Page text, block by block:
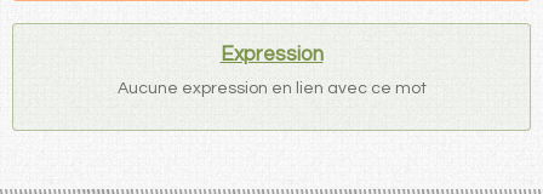
Expression
Aucune expression en lien avec ce mot